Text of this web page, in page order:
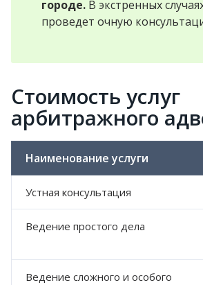
городе. В экстренных
проведет очную
Стоимость услуг
арбитражного
Наименование услуги
Устная консультация
Ведение простого дела
Ведение сложного и особого